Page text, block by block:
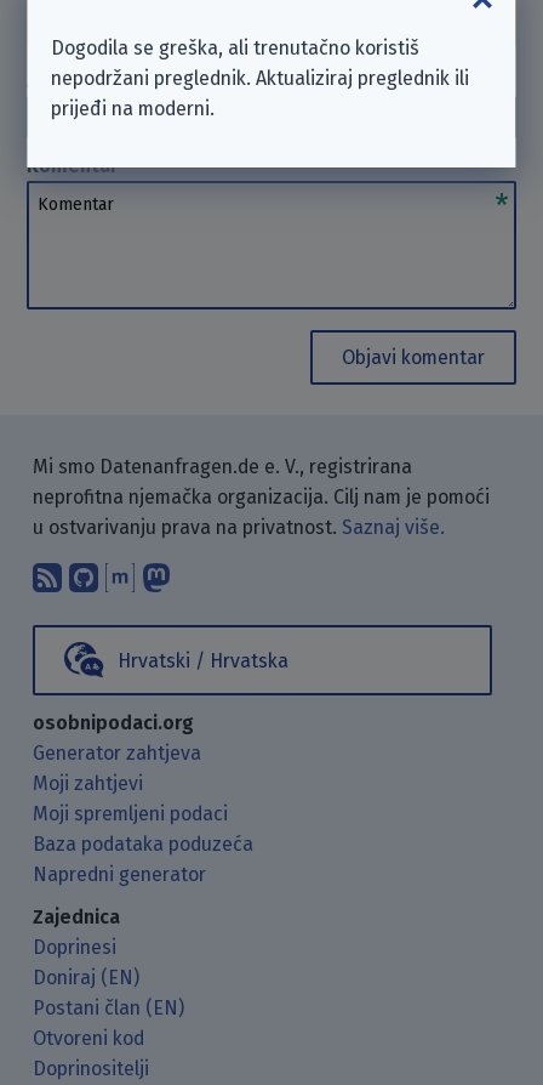
Autor(opcionalno)
Autor
Komentar
Komentar
Objavi komentar
Mi smo Datenanfragen.de e. V., registrirana
neprofitna njemačka organizacija. Cilj nam je pomoći
u ostvarivanju prava na privatnost. Saznaj više.
Pretplati se na naš blog koristeći
Pronađi nas na GitHubu.
Raspravljaj s nama putem
Hrvatski / Hrvatska
osobnipodaci.org
Generator zahtjeva
Moji zahtjevi
Moji spremljeni podaci
Baza podataka poduzeća
Napredni generator
Zajednica
Doprinesi
Doniraj (EN)
Postani član (EN)
Otvoreni kod
Doprinositelji
Dogodila se greška, ali trenutačno koristiš
nepodržani preglednik. Aktualiziraj preglednik ili
prijeđi na moderni.